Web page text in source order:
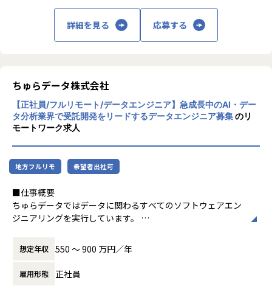
リアについて悩みや不安を相談できます。
【業務の変更の範囲】
い、同じ現場に長く居たい…という希望も受け入れ、働く上
での満足度も高く、自己成長に向けてひたむきに取り組めま
もちろん、契約単価が全てではなく、社内での活躍、現場か
らの評価、資格取得など数字以外の評価も取り入れていま
す。
エンジニアとして成長意欲の高いあなたをお待ちしておりま
す。
【社内の雰囲気】
勉強会を開催し技術の情報交換をしたり、部活に所属すれば
また、資格支援制度をうまく利用して資格取得に励む社員
詳細を見る 応募する
ちゅらデータ株式会社
【正社員/フルリモート/データエンジニア】急成長中のAI・デー
タ分析業界で受託開発をリードするデータエンジニア募集のリ
モートワーク求人
地方フルリモ 希望者出社可
■仕事概要
ちゅらデータではデータに関わるすべてのソフトウェアエン
ジニアリングを実行しています。
せん。ちゅらデータのデータエンジニアはデータを利用可能
な状態にするために持てる知識と経験を投入し、顧客がデー
タから価値を創出できるよう手を尽くしています。
想定年収 550 〜 900 万円／年
雇用形態 正社員